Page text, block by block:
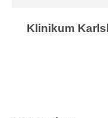
Klinikum